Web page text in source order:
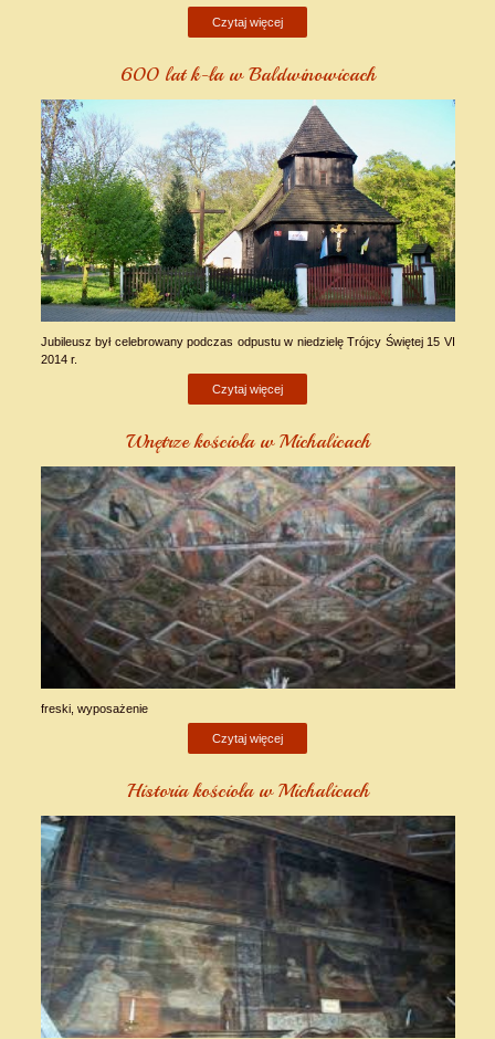
Czytaj więcej
600 lat k-ła w Baldwinowicach
Jubileusz był celebrowany podczas odpustu w niedzielę Trójcy Świętej 15 VI
2014 r.
Czytaj więcej
Wnętrze kościoła w Michalicach
freski, wyposażenie
Czytaj więcej
Historia kościoła w Michalicach